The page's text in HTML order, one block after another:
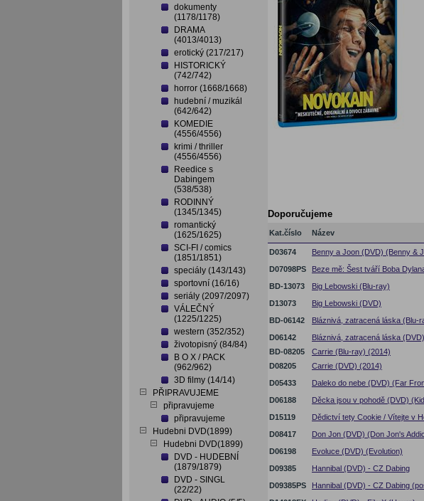
dokumenty
(1178/1178)
DRAMA
(4013/4013)
erotický (217/217)
HISTORICKÝ
(742/742)
horror (1668/1668)
hudební / muzikál
(642/642)
KOMEDIE
(4556/4556)
krimi / thriller
(4556/4556)
Reedice s
Dabingem
(538/538)
RODINNÝ
(1345/1345)
romantický
(1625/1625)
SCI-FI / comics
(1851/1851)
speciály (143/143)
sportovní (16/16)
seriály (2097/2097)
VÁLEČNÝ
(1225/1225)
western (352/352)
životopisný (84/84)
B O X / PACK
(962/962)
3D filmy (14/14)
PŘIPRAVUJEME
připravujeme
připravujeme
Hudebni DVD(1899)
Hudebni DVD(1899)
DVD - HUDEBNÍ
(1879/1879)
DVD - SINGL
(22/22)
Doporučujeme
Kat.číslo Název
D03674
Benny a Joon (DVD) (Benny &
D07098PS
Beze mě: Šest tváří Boba
BD-13073
Big Lebowski (Blu-ray)
D13073
Big Lebowski (DVD)
BD-06142
Bláznivá, zatracená láska (Blu-
D06142
Bláznivá, zatracená láska
BD-08205
Carrie (Blu-ray) (2014)
D08205
Carrie (DVD) (2014)
D05433
Daleko do nebe (DVD) (Far
D06188
Děcka jsou v pohodě (DVD)
D15119
Dědictví tety Cookie / Vítejte v
D08417
Don Jon (DVD) (Don Jon's
D06198
Evoluce (DVD) (Evolution)
D09385
Hannibal (DVD) - CZ Dabing
D09385PS
Hannibal (DVD) - CZ Dabing